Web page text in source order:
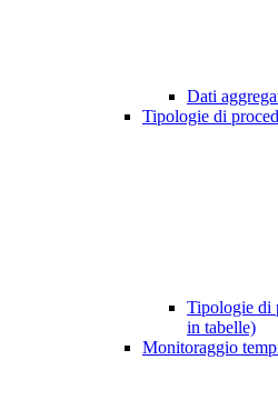
Dati
Tipologie di
Tipologie di
in tabelle)
Monitoraggio